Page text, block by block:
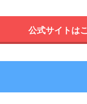
公式サイトは